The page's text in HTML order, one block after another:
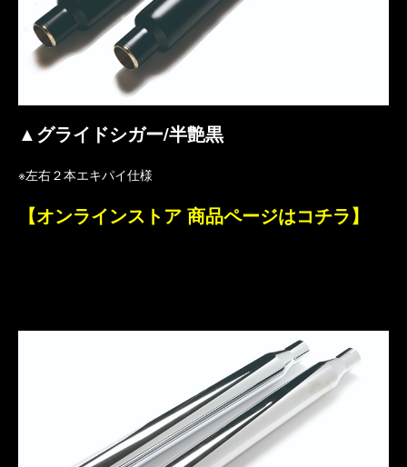
▲グライドシガー/半艶黒
※左右２本エキパイ仕様
【オンラインストア 商品ページはコチラ】